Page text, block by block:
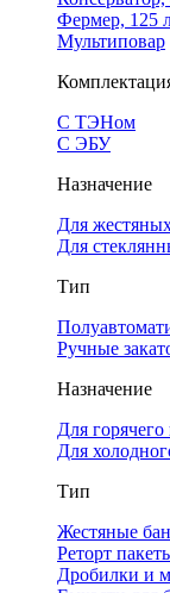
Фермер, 125
Мультиповар
С ТЭНом
С ЭБУ
Назначение
Для
Для
Тип
Ручные
Назначение
Для
Для
Тип
Жестяные
Реторт
Дробилки и